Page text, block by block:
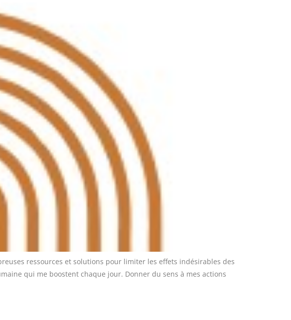
ressources et solutions pour limiter les effets indésirables des
qui me boostent chaque jour. Donner du sens à mes actions